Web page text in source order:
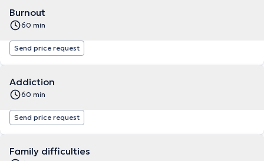
Burnout
60 min
Send price request
Addiction
60 min
Send price request
Family difficulties